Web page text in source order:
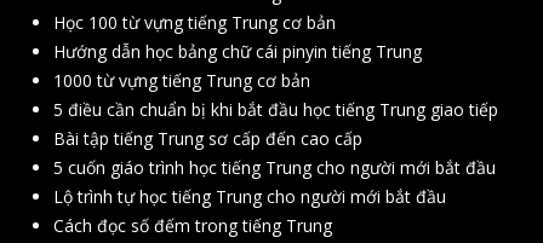
Học 100 từ vựng tiếng Trung cơ bản
Hướng dẫn học bảng chữ cái pinyin tiếng Trung
1000 từ vựng tiếng Trung cơ bản
5 điều cần chuẩn bị khi bắt đầu học tiếng Trung giao tiếp
Bài tập tiếng Trung sơ cấp đến cao cấp
5 cuốn giáo trình học tiếng Trung cho người mới bắt đầu
Lộ trình tự học tiếng Trung cho người mới bắt đầu
Cách đọc số đếm trong tiếng Trung